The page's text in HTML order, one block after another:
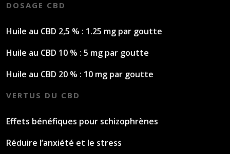
DOSAGE CBD
Huile au CBD 2,5 % : 1.25 mg par goutte
Huile au CBD 10 % : 5 mg par goutte
Huile au CBD 20 % : 10 mg par goutte
VERTUS DU CBD
Effets bénéfiques pour schizophrènes
Réduire l’anxiété et le stress